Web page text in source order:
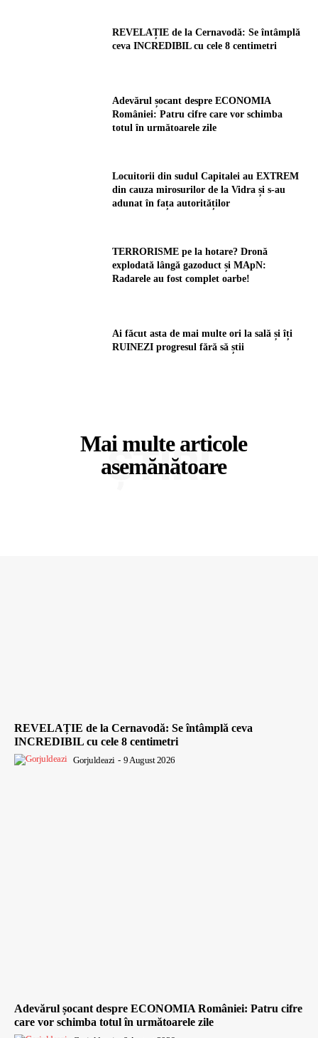
REVELAȚIE de la Cernavodă: Se întâmplă
ceva INCREDIBIL cu cele 8 centimetri
Adevărul șocant despre ECONOMIA
României: Patru cifre care vor schimba
totul în următoarele zile
Locuitorii din sudul Capitalei au EXTREM
din cauza mirosurilor de la Vidra și s-au
adunat în fața autorităților
TERRORISME pe la hotare? Dronă
explodată lângă gazoduct și MApN:
Radarele au fost complet oarbe!
Ai făcut asta de mai multe ori la sală și îți
RUINEZI progresul fără să știi
Mai multe articole
asemănătoare
ȘTIRI
REVELAȚIE de la Cernavodă: Se întâmplă ceva
INCREDIBIL cu cele 8 centimetri
Gorjuldeazi - 9 August 2026
Adevărul șocant despre ECONOMIA României: Patru cifre
care vor schimba totul în următoarele zile